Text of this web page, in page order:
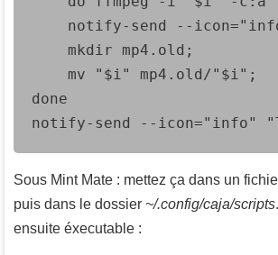
done
notify-send --icon="info"
Sous Mint Mate : mettez ça dans un
puis dans le dossier ~/.config/caja/scripts
ensuite éxecutable :